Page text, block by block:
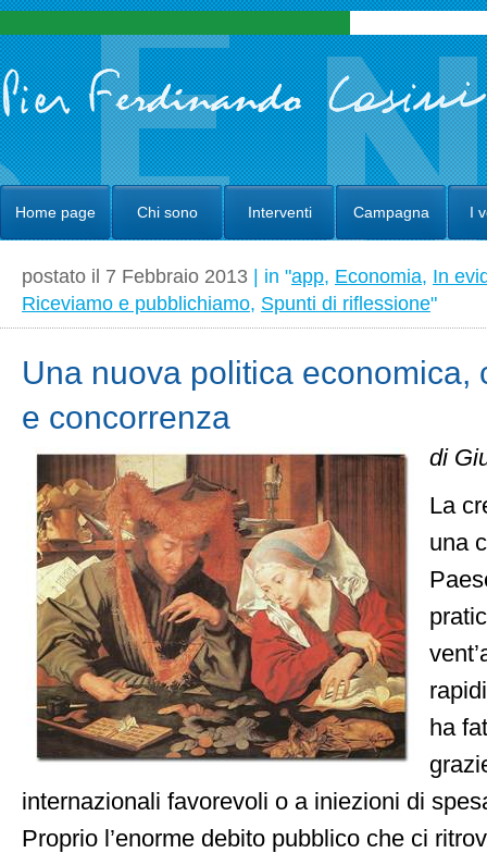
Home page Chi sono Interventi Campagna I
postato il 7 Febbraio 2013 | in "app, Economia, In
Riceviamo e pubblichiamo, Spunti di riflessione"
Una nuova politica economica,
e concorrenza
di
La
una
ha
internazionali favorevoli o a iniezioni di
Proprio l’enorme debito pubblico che ci